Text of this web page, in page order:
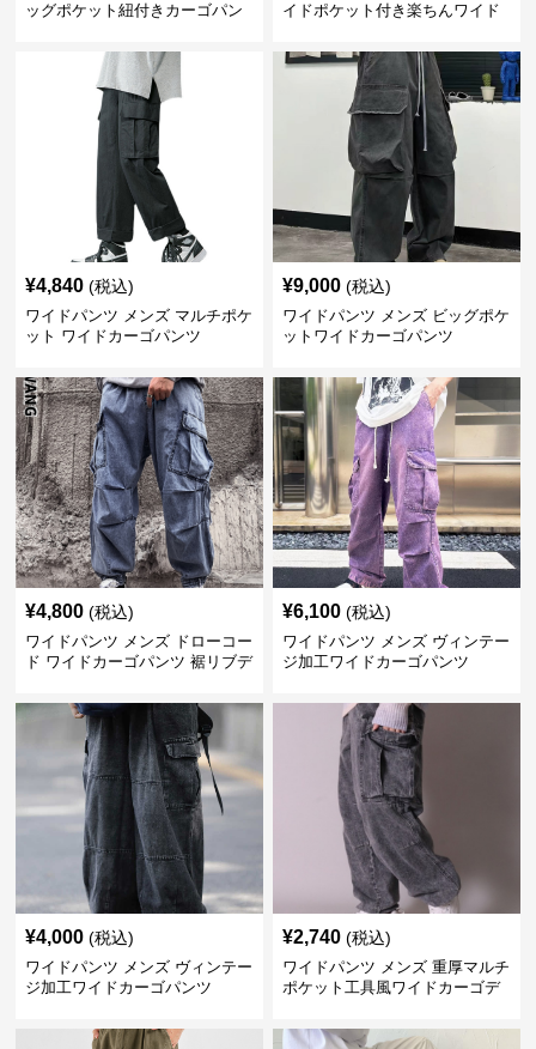
ッグポケット紐付きカーゴパン
イドポケット付き楽ちんワイド
¥4,840 (税込)
ワイドパンツ メンズ マルチポケ
ット ワイドカーゴパンツ
¥9,000 (税込)
ワイドパンツ メンズ ビッグポケ
ットワイドカーゴパンツ
¥4,800 (税込)
ワイドパンツ メンズ ドローコー
ド ワイドカーゴパンツ 裾リブデ
¥6,100 (税込)
ワイドパンツ メンズ ヴィンテー
ジ加工ワイドカーゴパンツ
¥4,000 (税込)
ワイドパンツ メンズ ヴィンテー
ジ加工ワイドカーゴパンツ
¥2,740 (税込)
ワイドパンツ メンズ 重厚マルチ
ポケット工具風ワイドカーゴデ